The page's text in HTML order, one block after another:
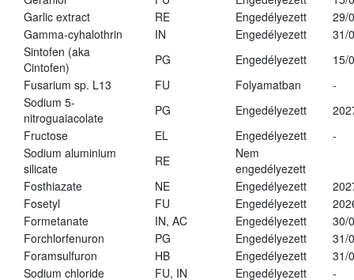
Garlic extract
RE Engedélyezett
29/
Gamma-cyhalothrin
IN Engedélyezett
31/
Sintofen (aka
Cintofen)
PG Engedélyezett
15/
Fusarium sp. L13
FU Folyamatban
-
Sodium 5-
nitroguaiacolate
PG Engedélyezett
Fructose
EL Engedélyezett
-
Sodium aluminium
silicate
RE
Nem
engedélyezett
Fosthiazate
NE Engedélyezett
Fosetyl
FU Engedélyezett
Formetanate
IN, AC Engedélyezett
30/
Forchlorfenuron
PG Engedélyezett
31/
Foramsulfuron
HB Engedélyezett
31/
Sodium chloride
FU, IN Engedélyezett
-